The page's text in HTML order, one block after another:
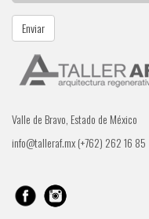
Valle de Bravo, Estado de México
info@talleraf.mx (+762) 262 16 85